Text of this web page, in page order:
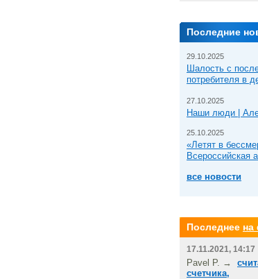
Последние
29.10.2025
Шалость с
потребителя в
27.10.2025
Наши люди |
25.10.2025
«Летят в
Всероссийская
все новости
Последнее на
17.11.2021, 14:17
Pavel P. →
счетчика,